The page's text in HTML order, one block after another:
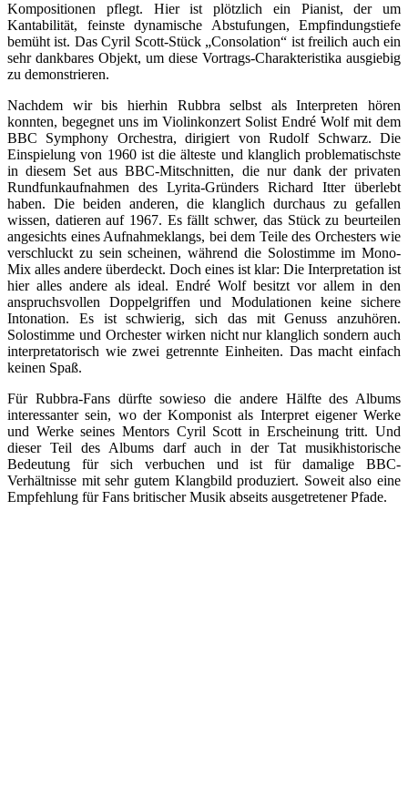
Kompositionen pflegt. Hier ist plötzlich ein Pianist, der um
Kantabilität, feinste dynamische Abstufungen, Empfindungstiefe
bemüht ist. Das Cyril Scott-Stück „Consolation“ ist freilich auch ein
sehr dankbares Objekt, um diese Vortrags-Charakteristika ausgiebig
zu demonstrieren.
Nachdem wir bis hierhin Rubbra selbst als Interpreten hören
konnten, begegnet uns im Violinkonzert Solist Endré Wolf mit dem
BBC Symphony Orchestra, dirigiert von Rudolf Schwarz. Die
Einspielung von 1960 ist die älteste und klanglich problematischste
in diesem Set aus BBC-Mitschnitten, die nur dank der privaten
Rundfunkaufnahmen des Lyrita-Gründers Richard Itter überlebt
haben. Die beiden anderen, die klanglich durchaus zu gefallen
wissen, datieren auf 1967. Es fällt schwer, das Stück zu beurteilen
angesichts eines Aufnahmeklangs, bei dem Teile des Orchesters wie
verschluckt zu sein scheinen, während die Solostimme im Mono-
Mix alles andere überdeckt. Doch eines ist klar: Die Interpretation ist
hier alles andere als ideal. Endré Wolf besitzt vor allem in den
anspruchsvollen Doppelgriffen und Modulationen keine sichere
Intonation. Es ist schwierig, sich das mit Genuss anzuhören.
Solostimme und Orchester wirken nicht nur klanglich sondern auch
interpretatorisch wie zwei getrennte Einheiten. Das macht einfach
keinen Spaß.
Für Rubbra-Fans dürfte sowieso die andere Hälfte des Albums
interessanter sein, wo der Komponist als Interpret eigener Werke
und Werke seines Mentors Cyril Scott in Erscheinung tritt. Und
dieser Teil des Albums darf auch in der Tat musikhistorische
Bedeutung für sich verbuchen und ist für damalige BBC-
Verhältnisse mit sehr gutem Klangbild produziert. Soweit also eine
Empfehlung für Fans britischer Musik abseits ausgetretener Pfade.